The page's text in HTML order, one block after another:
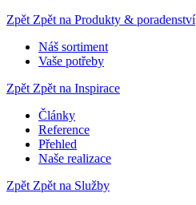
Zpět Zpět na Produkty & poradenství
Náš sortiment
Vaše potřeby
Zpět Zpět na Inspirace
Články
Reference
Přehled
Naše realizace
Zpět Zpět na Služby